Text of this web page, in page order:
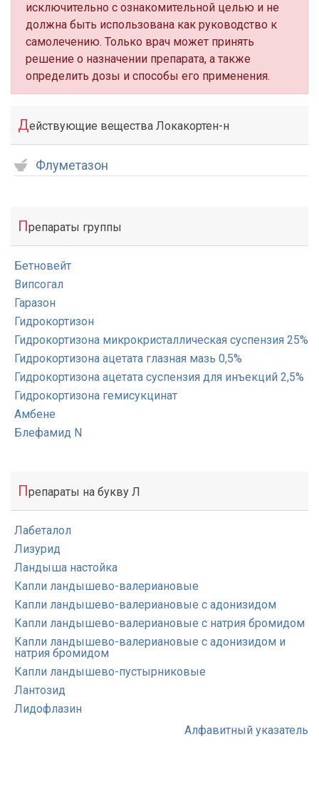
исключительно с ознакомительной целью и не
должна быть использована как руководство к
самолечению. Только врач может принять
решение о назначении препарата, а также
определить дозы и способы его применения.
Действующие вещества Локакортен-н
Флуметазон
Препараты группы
Бетновейт
Випсогал
Гаразон
Гидрокортизон
Гидрокортизона микрокристаллическая суспензия 25%
Гидрокортизона ацетата глазная мазь 0,5%
Гидрокортизона ацетата суспензия для инъекций 2,5%
Гидрокортизона гемисукцинат
Амбене
Блефамид N
Препараты на букву Л
Лабеталол
Лизурид
Ландыша настойка
Капли ландышево-валериановые
Капли ландышево-валериановые с адонизидом
Капли ландышево-валериановые с натрия бромидом
Капли ландышево-валериановые с адонизидом и
натрия бромидом
Капли ландышево-пустырниковые
Лантозид
Лидофлазин
Алфавитный указатель